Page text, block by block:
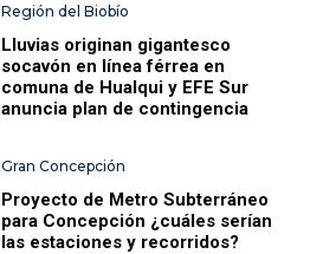
Región del Biobío
Lluvias originan gigantesco
socavón en línea férrea en
comuna de Hualqui y EFE Sur
anuncia plan de contingencia
Gran Concepción
Proyecto de Metro Subterráneo
para Concepción ¿cuáles serían
las estaciones y recorridos?